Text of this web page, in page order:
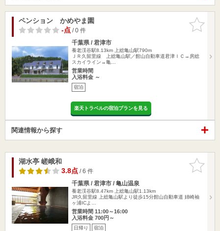
お気に入
りに追加
ペンション かめやま園
-点/ 0 件
千葉県 / 君津市
養老渓谷駅8.13km
上総亀山駅790m
ＪＲ久留里線 上総亀山駅／館山自動車道君津ＩＣ→房総
スカイライン→亀…
営業時間
入浴料金 ～
宿泊
楽天トラベルの宿泊プランを見る
関連情報から探す
お気に入
りに追加
湖水亭 嵯峨和
3.8点/ 6 件
千葉県 / 君津市 / 亀山温泉
養老渓谷駅8.47km
上総亀山駅1.13km
JR久留里線 上総亀山駅より徒歩15分館山自動車道 姉崎袖
ヶ浦ICよ…
営業時間 11:00～16:00
入浴料金 700円～
日帰り 宿泊